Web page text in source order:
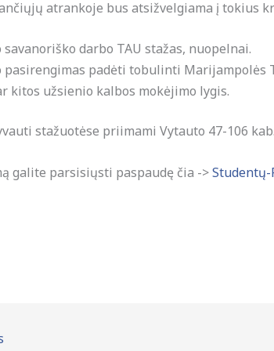
atrankoje bus atsižvelgiama į tokius
savanoriško darbo TAU stažas, nuopelnai.
pasirengimas padėti tobulinti Marijampolės
kitos užsienio kalbos mokėjimo lygis.
stažuotėse priimami Vytauto 47-106 kab.
galite parsisiųsti paspaudę čia ->Studentų-